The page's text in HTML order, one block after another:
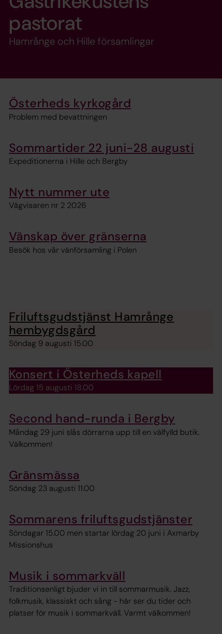
pastorat
Hamrånge och Hille församlingar
Österheds kyrkogård
Problem med bevattningen
Sommartider 22 juni-28 augusti
Expeditionerna i Hille och Bergby
Nytt nummer ute
Vägvisaren nr 2 2026
Vänskap över gränserna
Besök hos vår vänförsamling i Polen
Friluftsgudstjänst Hamrånge
hembygdsgård
Söndag 9 augusti 15.00
Konsert i Österheds kapell
Lördag 15 augusti 18.00
Second hand-runda i Bergby
Måndag 29 juni slås dörrarna upp till en välfylld butik.
Välkommen!
Gränsmässa
Söndag 23 augusti 11.00
Sommarens friluftsgudstjänster
Söndagar 15.00 men startar lördag 20 juni i Axmarby
Missionshus
Musik i sommarkväll
Traditionsenligt bjuder vi in till sommarmusik. Jazz,
folkmusik, klassiskt och sång - här ser du tider och
platser för musik i sommarkväll. Varmt välkommen!